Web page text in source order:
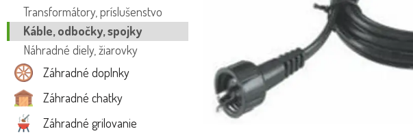
Transformátory, príslušenstvo
Káble, odbočky, spojky
Náhradné diely, žiarovky
Záhradné doplnky
Záhradné chatky
Záhradné grilovanie